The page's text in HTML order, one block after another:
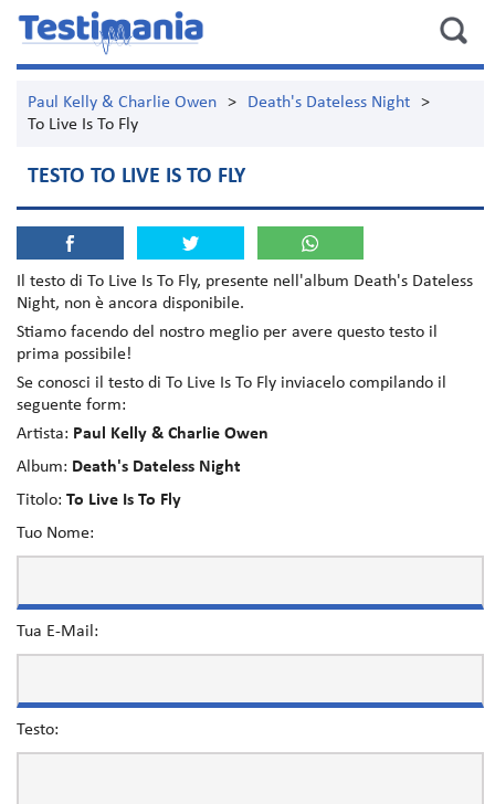
Paul Kelly & Charlie Owen > Death's Dateless Night
>
To Live Is To Fly
TESTO TO LIVE IS TO FLY
Il testo di To Live Is To Fly, presente nell'album Death's Dateless
Night, non è ancora disponibile.
Stiamo facendo del nostro meglio per avere questo testo il
prima possibile!
Se conosci il testo di To Live Is To Fly inviacelo compilando il
seguente form:
Artista: Paul Kelly & Charlie Owen
Album: Death's Dateless Night
Titolo: To Live Is To Fly
Tuo Nome:
Tua E-Mail:
Testo: